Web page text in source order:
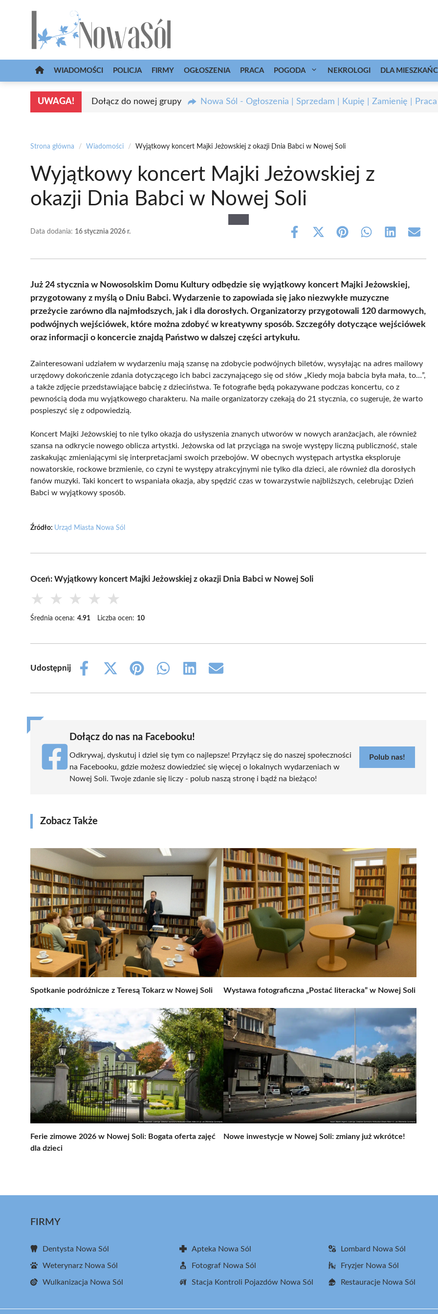
WIADOMOŚCI POLICJA FIRMY OGŁOSZENIA PRACA POGODA NEKROLOGI DLA
UWAGA! Dołącz do nowej grupy Nowa Sól - Ogłoszenia | Sprzedam | Kupię | Zamienię | Praca
Strona główna / Wiadomości / Wyjątkowy koncert Majki Jeżowskiej z okazji Dnia Babci w Nowej Soli
Wyjątkowy koncert Majki Jeżowskiej z
okazji Dnia Babci w Nowej Soli
Data dodania: 16 stycznia 2026 r.
Share
Share
(Twitter)
Share Share Share Share
Już 24 stycznia w Nowosolskim Domu Kultury odbędzie się wyjątkowy koncert Majki Jeżowskiej,
przygotowany z myślą o Dniu Babci. Wydarzenie to zapowiada się jako niezwykłe muzyczne
przeżycie zarówno dla najmłodszych, jak i dla dorosłych. Organizatorzy przygotowali 120 darmowych,
podwójnych wejściówek, które można zdobyć w kreatywny sposób. Szczegóły dotyczące wejściówek
oraz informacji o koncercie znajdą Państwo w dalszej części artykułu.
Zainteresowani udziałem w wydarzeniu mają szansę na zdobycie podwójnych biletów, wysyłając na adres mailowy
urzędowy dokończenie zdania dotyczącego ich babci zaczynającego się od słów „Kiedy moja babcia była mała, to…”,
a także zdjęcie przedstawiające babcię z dzieciństwa. Te fotografie będą pokazywane podczas koncertu, co z
pewnością doda mu wyjątkowego charakteru. Na maile organizatorzy czekają do 21 stycznia, co sugeruje, że warto
pospieszyć się z odpowiedzią.
Koncert Majki Jeżowskiej to nie tylko okazja do usłyszenia znanych utworów w nowych aranżacjach, ale również
szansa na odkrycie nowego oblicza artystki. Jeżowska od lat przyciąga na swoje występy liczną publiczność, stale
zaskakując zmieniającymi się interpretacjami swoich przebojów. W obecnych występach artystka eksploruje
nowatorskie, rockowe brzmienie, co czyni te występy atrakcyjnymi nie tylko dla dzieci, ale również dla dorosłych
fanów muzyki. Taki koncert to wspaniała okazja, aby spędzić czas w towarzystwie najbliższych, celebrując Dzień
Babci w wyjątkowy sposób.
Źródło: Urząd Miasta Nowa Sól
Oceń: Wyjątkowy koncert Majki Jeżowskiej z okazji Dnia Babci w Nowej Soli
★ ★ ★ ★ ★
Średnia ocena: 4.91 Liczba ocen: 10
Udostępnij
Share
Share
(Twitter)
Share
Share
Share
Share
Dołącz do nas na Facebooku!
Odkrywaj, dyskutuj i dziel się tym co najlepsze! Przyłącz się do naszej społeczności
na Facebooku, gdzie możesz dowiedzieć się więcej o lokalnych wydarzeniach w
Nowej Soli. Twoje zdanie się liczy - polub naszą stronę i bądź na bieżąco!
Polub nas!
Zobacz Także
Spotkanie podróżnicze z Teresą Tokarz w Nowej Soli Wystawa fotograficzna „Postać literacka” w Nowej Soli
Ferie zimowe 2026 w Nowej Soli: Bogata oferta zajęć
dla dzieci
Nowe inwestycje w Nowej Soli: zmiany już wkrótce!
FIRMY
Dentysta Nowa Sól Apteka Nowa Sól Lombard Nowa Sól
Weterynarz Nowa Sól Fotograf Nowa Sól Fryzjer Nowa Sól
Wulkanizacja Nowa Sól Stacja Kontroli Pojazdów Nowa Sól Restauracje Nowa Sól